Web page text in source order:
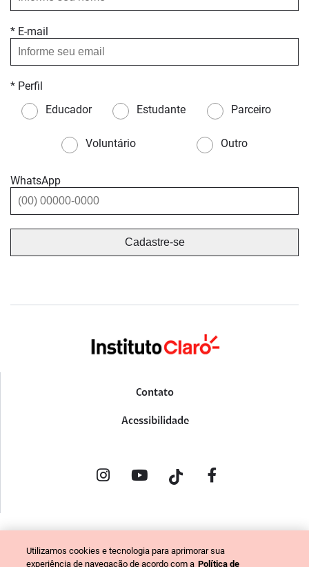
* E-mail
* Perfil
Educador
Estudante Parceiro
Voluntário Outro
WhatsApp
Contato
Acessibilidade
PORTAL DE DENÚNCIAS
Utilizamos cookies e tecnologia para aprimorar sua
experiência de navegação de acordo com a Política de